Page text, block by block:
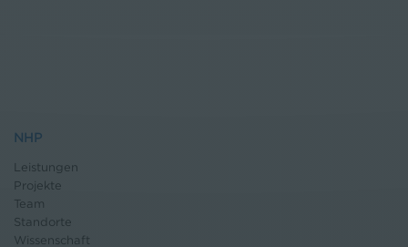
NHP
Leistungen
Projekte
Team
Standorte
Wissenschaft